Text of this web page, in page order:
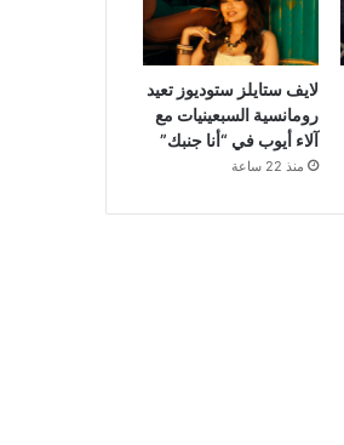
لايف ستايلز ستوديوز تعيد
رومانسية السبعينيات مع
آلاء أيوب في “أنا جنبك”
منذ 22 ساعة